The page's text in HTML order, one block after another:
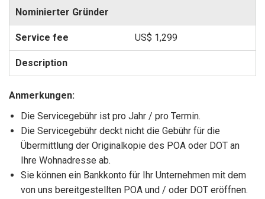
Nominierter Gründer
US$ 1,299
Anmerkungen:
Die Servicegebühr ist pro Jahr / pro Termin.
Die Servicegebühr deckt nicht die Gebühr für die
Übermittlung der Originalkopie des POA oder DOT an
Ihre Wohnadresse ab.
Sie können ein Bankkonto für Ihr Unternehmen mit dem
von uns bereitgestellten POA und / oder DOT eröffnen.